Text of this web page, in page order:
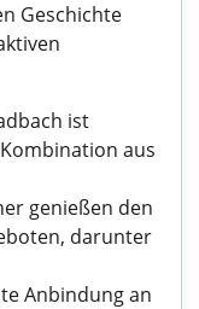
Geschichte
ist
aus
genießen den
darunter
Anbindung an